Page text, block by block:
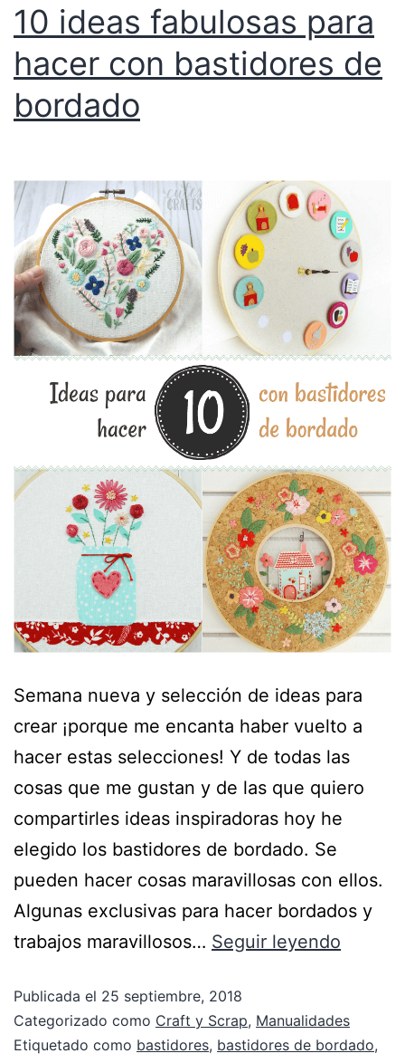
10 ideas fabulosas para
hacer con bastidores de
bordado
Semana nueva y selección de ideas para
crear ¡porque me encanta haber vuelto a
hacer estas selecciones! Y de todas las
cosas que me gustan y de las que quiero
compartirles ideas inspiradoras hoy he
elegido los bastidores de bordado. Se
pueden hacer cosas maravillosas con ellos.
Algunas exclusivas para hacer bordados y
trabajos maravillosos… Seguir leyendo
Publicada el 25 septiembre, 2018
Categorizado como Craft y Scrap, Manualidades
Etiquetado como bastidores, bastidores de bordado,